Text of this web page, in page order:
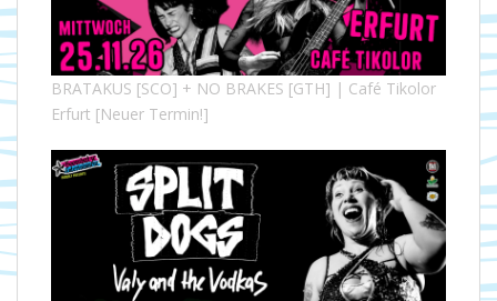
BRATAKUS [SCO] + NO BRAKES [GTH] | Café Tikolor
Erfurt [Neuer Termin!]